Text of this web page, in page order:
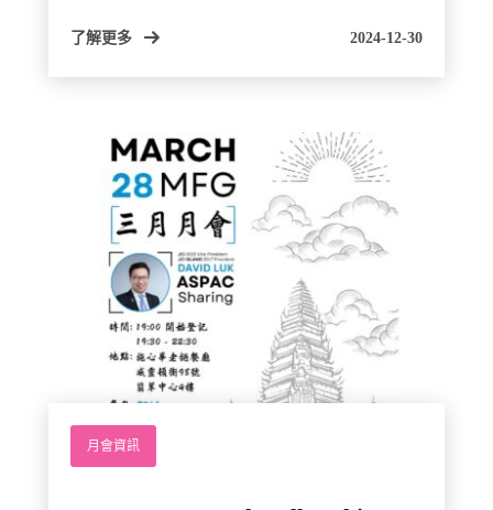
了解更多 2024-12-30
月會資訊